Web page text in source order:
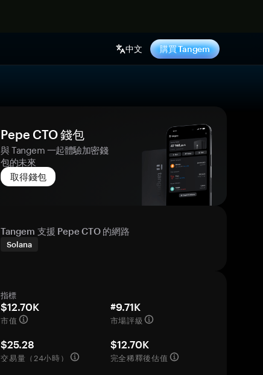
中文 購買 Tangem
Pepe CTO 錢包
與 Tangem 一起體驗加密錢
包的未來
取得錢包
Tangem 支援 Pepe CTO 的網路
Solana
指標
$12.70K
市值
#9.71K
市場評級
$25.28
交易量（24小時）
$12.70K
完全稀釋後估值